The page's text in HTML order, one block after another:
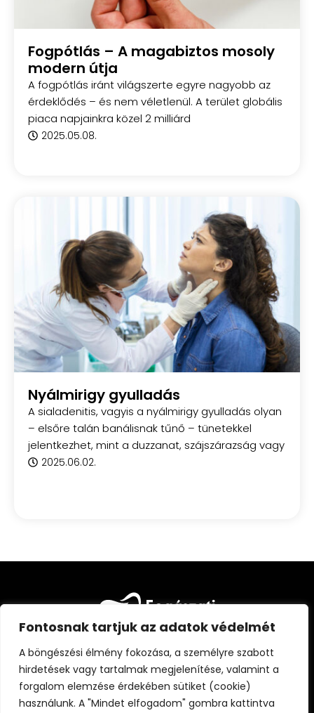
Fontosnak tartjuk az adatok védelmét
A böngészési élmény fokozása, a személyre szabott
hirdetések vagy tartalmak megjelenítése, valamint a
forgalom elemzése érdekében sütiket (cookie)
használunk. A "Mindet elfogadom" gombra kattintva
Fogpótlás – A magabiztos mosoly
modern útja
A fogpótlás iránt világszerte egyre nagyobb az
érdeklődés – és nem véletlenül. A terület globális
piaca napjainkra közel 2 milliárd
2025.05.08.
Nyálmirigy gyulladás
A sialadenitis, vagyis a nyálmirigy gyulladás olyan
– elsőre talán banálisnak tűnő – tünetekkel
jelentkezhet, mint a duzzanat, szájszárazság vagy
2025.06.02.
FŐOLDAL CIKKEK FOGÁSZATI KISOKOS